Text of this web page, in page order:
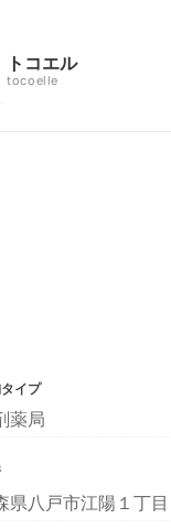
トコエル
tocoelle
イプ
薬局
県八戸市江陽１丁目